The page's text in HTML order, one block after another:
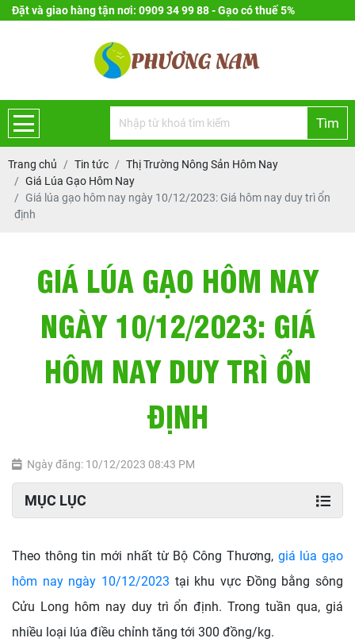
Đặt và giao hàng tận nơi: 0909 34 99 88 - Gạo có thuế 5%
Tìm
Trang chủ Tin tức
Thị Trường Nông Sản Hôm Nay
Giá Lúa Gạo Hôm Nay
Giá lúa gạo hôm nay ngày 10/12/2023: Giá hôm nay duy trì ổn
định
GIÁ LÚA GẠO HÔM NAY
NGÀY 10/12/2023: GIÁ
HÔM NAY DUY TRÌ ỔN
ĐỊNH
Ngày đăng: 10/12/2023 08:43 PM
MỤC LỤC
Theo thông tin mới nhất từ Bộ Công Thương, giá lúa gạo
hôm nay ngày 10/12/2023 tại khu vực Đồng bằng sông
Cửu Long hôm nay duy trì ổn định. Trong tuần qua, giá
nhiều loại lúa điều chỉnh tăng tới 300 đồng/kg.